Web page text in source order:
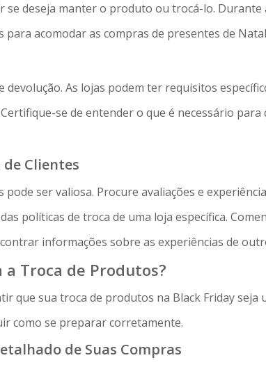
se deseja manter o produto ou trocá-lo. Durante
acomodar as compras de presentes de
devolução. As lojas podem ter requisitos
se de entender o que é necessário para
de Clientes
ser valiosa. Procure avaliações e
políticas de troca de uma loja específica.
informações sobre as experiências de
Troca de Produtos?
que sua troca de produtos na Black Friday seja
como se preparar corretamente.
de Suas Compras